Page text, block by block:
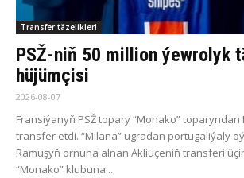
Transfer täzelikleri
PSŽ-niň 50 million ýewrolyk
hüjümçisi
2026-08-07
Fransiýanyň PSŽ topary “Monako” toparyndan
transfer etdi. “Milana” ugradan portugaliýaly
Ramuşyň ornuna alnan Akliuçeniň transferi
“Monako” klubuna...